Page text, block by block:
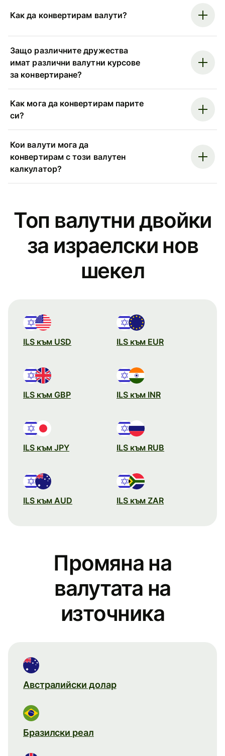
Как да конвертирам валути?
Защо различните дружества
имат различни валутни курсове
за конвертиране?
Как мога да конвертирам парите
си?
Кои валути мога да
конвертирам с този валутен
калкулатор?
Топ валутни двойки
за израелски нов
шекел
ILS към USD ILS към EUR
ILS към GBP ILS към INR
ILS към JPY ILS към RUB
ILS към AUD ILS към ZAR
Промяна на
валутата на
източника
Австралийски долар
Бразилски реал